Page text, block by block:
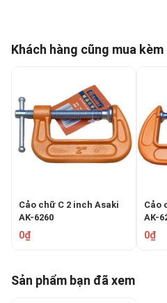
Khách hàng cũng mua kèm
Cảo chữ C 2 inch Asaki
AK-6260
0₫
Cảo
AK-
0₫
Sản phẩm bạn đã xem